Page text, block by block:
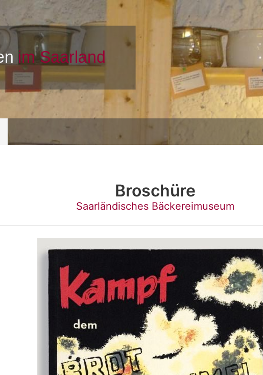
Broschüre
Saarländisches Bäckereimuseum